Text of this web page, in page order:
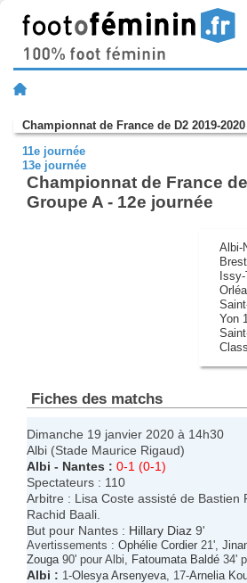
Championnat de France de D2 2019-
11e journée
13e journée
Championnat de France
Groupe A - 12e journée
Albi-
Yon
Fiches des matchs
Dimanche 19 janvier 2020 à 14h30
Albi (Stade Maurice Rigaud)
Albi - Nantes : 0-1 (0-1)
Spectateurs : 110
Arbitre : Lisa Coste assisté de Bastien
Rachid Baali.
But pour Nantes : Hillary Diaz 9'
Avertissements : Ophélie Cordier 21',
Zouga 90' pour Albi, Fatoumata Baldé 34'
Albi : 1-Olesya Arsenyeva , 17-Arnelia